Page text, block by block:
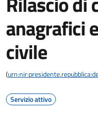
anagrafici
civile
(
Servizio attivo